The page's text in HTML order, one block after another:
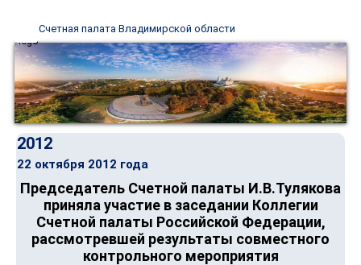
Счетная палата Владимирской области
2012
22 октября 2012 года
Председатель Счетной палаты И.В.Тулякова
приняла участие в заседании Коллегии
Счетной палаты Российской Федерации,
рассмотревшей результаты совместного
контрольного мероприятия